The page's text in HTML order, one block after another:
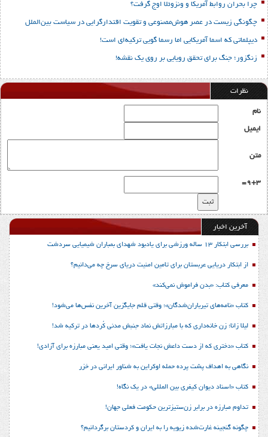
چرا بحران روابط آمریکا و ونزوئلا اوج گرفت؟
چگونگی زیست در عصر هوش‌مصنوعی و تقویت اقتدارگرایی در سیاست بین‌الملل
دیپلماتی که اسما آمریکایی اما رسما گویی ترکیه‌ای است!
زنگزور؛ جنگ برای تحقق رویایی بر روی یک نقشه!
نظرات
نام
ایمیل
متن
9+3=
آخرین اخبار
بررسی ابتکار 13 ساله ورزشی برای یادبود شهدای بمباران شیمیایی سردشت
از ابتکار دریایی عربستان برای تامین امنیت دریای سرخ چه می‌دانیم؟
معرفی کتاب: «بدن فراموش نمی‌کند»
کتاب «نامه‌های تیرباران‌شدگان»؛ وقتی قلم جایگزین آخرین نفس‌ها می‌شود!
لیلا زانا؛ زن خانه‌داری که با مبارزاتش نماد جنبش مدنی کُردها در ترکیه شد!
کتاب «دختری که از دست داعش نجات یافت»؛ وقتی امید یعنی مبارزه برای آزادی!
نگاهی به اهداف پشت پرده حمله اوکراین به شناور ایرانی در خزر
کتاب «اسناد دیوان کیفری بین المللی» در یک نگاه!
تداوم مبارزه در برابر زن‌ستیزترین حکومت فعلی جهان!
چگونه گنجینه غارت‌شده زیویه را به ایران و کردستان برگردانیم؟